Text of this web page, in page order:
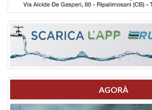
AGORÀ